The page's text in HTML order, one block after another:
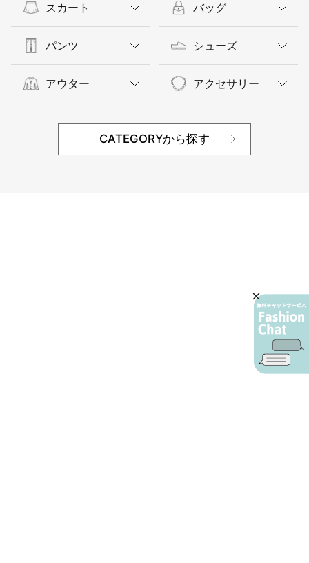
スカート
パンツ
アウター
バッグ
シューズ
アクセサリー
CATEGORYから探す